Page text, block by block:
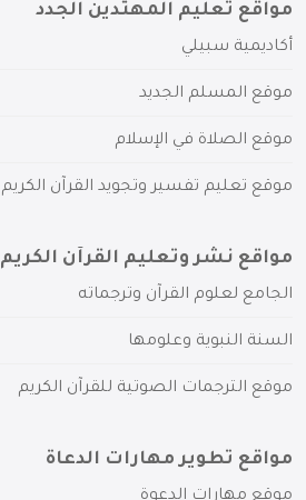
مواقع تعليم المهتدين الجدد
أكاديمية سبيلي
موقع المسلم الجديد
موقع الصلاة في الإسلام
موقع تعليم تفسير وتجويد القرآن الكريم
مواقع نشر وتعليم القرآن الكريم
الجامع لعلوم القرآن وترجماته
السنة النبوية وعلومها
موقع الترجمات الصوتية للقرآن الكريم
مواقع تطوير مهارات الدعاة